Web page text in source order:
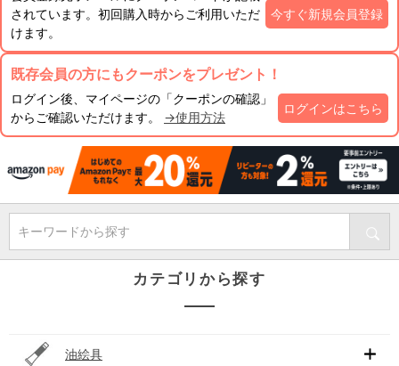
されています。初回購入時からご利用いただ
けます。
今すぐ新規会員登録
既存会員の方にもクーポンをプレゼント！
ログイン後、マイページの「クーポンの確認」
からご確認いただけます。 →使用方法
ログインはこちら
キーワードから探す
カテゴリから探す
油絵具